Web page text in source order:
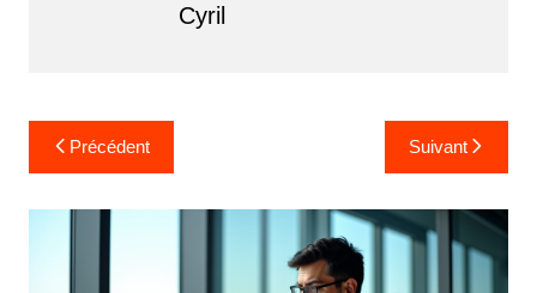
Cyril
Navigation
de
l’article
Précédent Suivant